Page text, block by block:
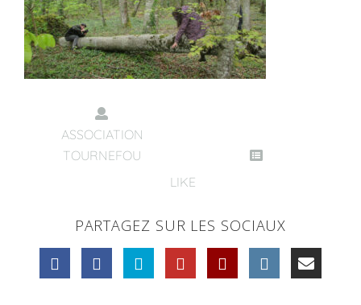
ASSOCIATION
TOURNEFOU
LIKE
PARTAGEZ SUR LES SOCIAUX